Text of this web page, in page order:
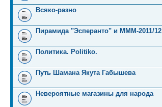
Всяко-разно
Пирамида "Эсперанто" и MMM-2011/12
Политика. Politiko.
Путь Шамана Якута Габышева
Невероятные магазины для народа